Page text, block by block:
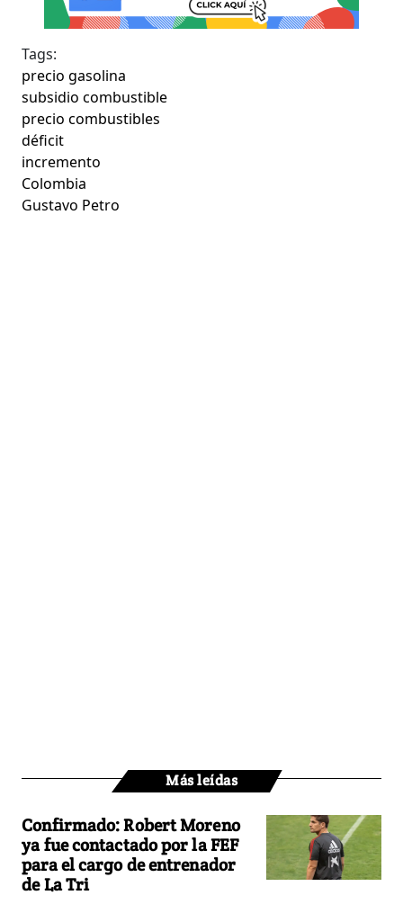
Tags:
precio gasolina
subsidio combustible
precio combustibles
déficit
incremento
Colombia
Gustavo Petro
Más leídas
Confirmado: Robert Moreno
ya fue contactado por la FEF
para el cargo de entrenador
de La Tri